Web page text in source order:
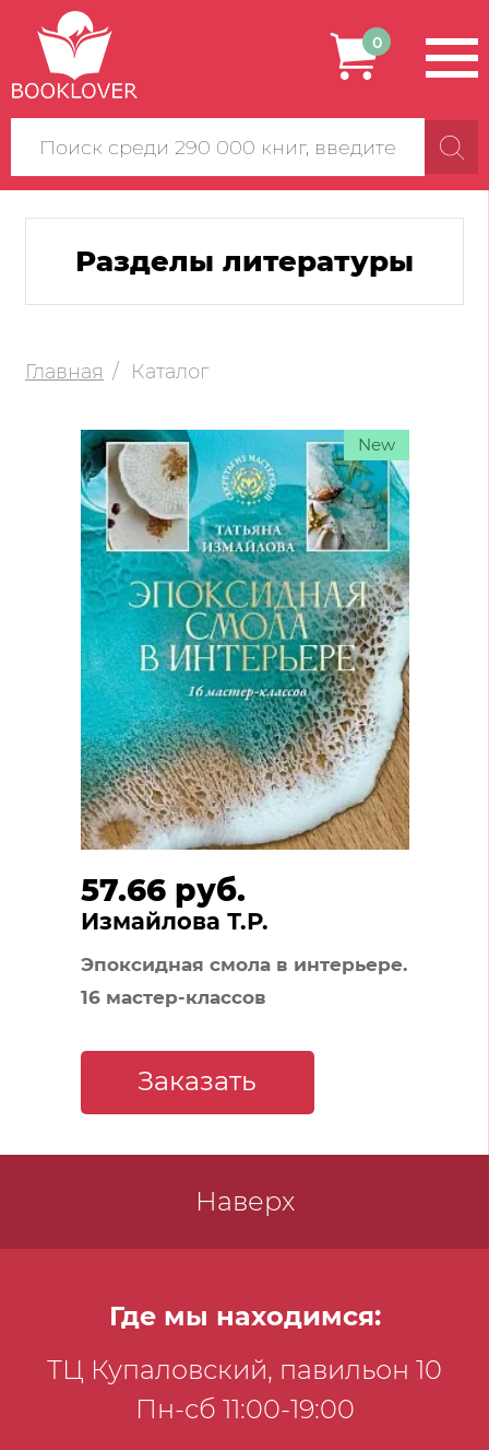
Поиск
по
сайту
0
Разделы литературы
Главная Каталог
57.66 руб.
Измайлова Т.Р.
Эпоксидная смола в интерьере.
16 мастер-классов
New
Заказать
Наверх
Где мы находимся:
ТЦ Купаловский, павильон 10
Пн-сб 11:00-19:00